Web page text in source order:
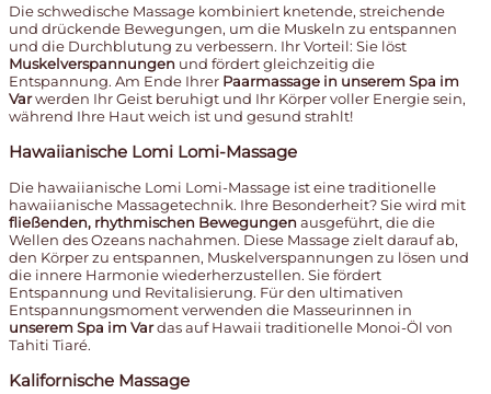
Die schwedische Massage kombiniert knetende, streichende
und drückende Bewegungen, um die Muskeln zu entspannen
und die Durchblutung zu verbessern. Ihr Vorteil: Sie löst
Muskelverspannungen und fördert gleichzeitig die
Entspannung. Am Ende Ihrer Paarmassage in unserem Spa im
Varwerden Ihr Geist beruhigt und Ihr Körper voller Energie sein,
während Ihre Haut weich ist und gesund strahlt!
Hawaiianische Lomi Lomi-Massage
Die hawaiianische Lomi Lomi-Massage ist eine traditionelle
hawaiianische Massagetechnik. Ihre Besonderheit? Sie wird mit
fließenden, rhythmischen Bewegungenausgeführt, die die
Wellen des Ozeans nachahmen. Diese Massage zielt darauf ab,
den Körper zu entspannen, Muskelverspannungen zu lösen und
die innere Harmonie wiederherzustellen. Sie fördert
Entspannung und Revitalisierung. Für den ultimativen
Entspannungsmoment verwenden die Masseurinnen in
unserem Spa im Vardas auf Hawaii traditionelle Monoi-Öl von
Tahiti Tiaré.
Kalifornische Massage